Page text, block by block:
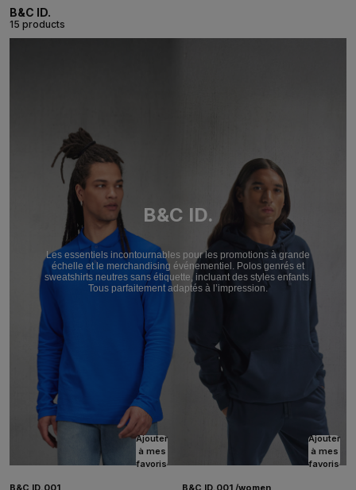
B&C ID.
15 products
B&C ID.
Les essentiels incontournables pour les promotions à grande
échelle et le merchandising événementiel. Polos genrés et
sweatshirts neutres sans étiquette, incluant des styles enfants.
Tous parfaitement adaptés à l’impression.
Ajouter
à mes
favoris
B&C ID.001
Ajouter
à mes
favoris
B&C ID.001 /women